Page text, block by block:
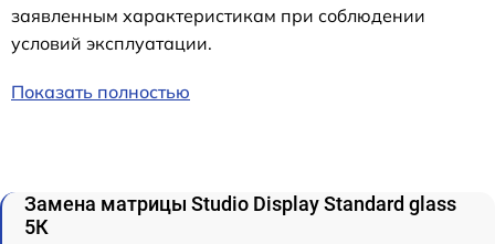
заявленным характеристикам при соблюдении
условий эксплуатации.
Показать полностью
Замена матрицы Studio Display Standard glass
5К